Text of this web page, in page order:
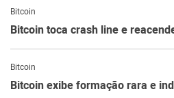
Bitcoin
Bitcoin toca crash line e
Bitcoin
Bitcoin exibe formação rara e